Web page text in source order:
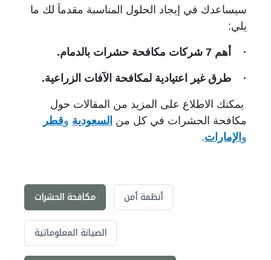
سيساعدك في إيجاد الحلول المناسبة مقدماَ لك ما
يلي:
· أهم 7 شركات مكافحة حشرات بالدمام.
· طرق غير اعتيادية لمكافحة الآفات الزراعية.
يمكنك الاطلاع على المزيد من المقالات حول
مكافحة الحشرات في كل من السعودية وقطر
و الإمارات.
مكافحة الحشرات أنظمة أمن
الصيانة المعلوماتية